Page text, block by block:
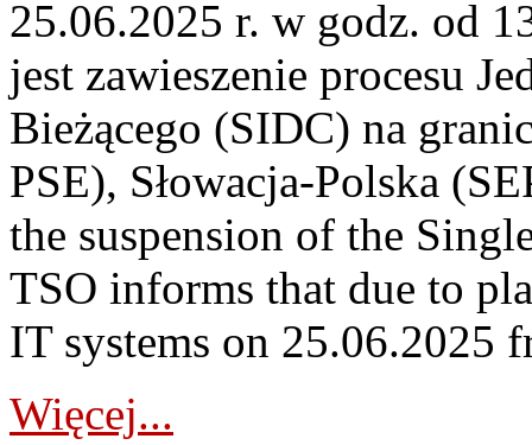
25.06.2025 r. w godz. od
jest zawieszenie procesu
Bieżącego (SIDC) na
PSE), Słowacja-Polska
the suspension of the
TSO informs that due to
IT systems on 25.06.2025
Więcej...